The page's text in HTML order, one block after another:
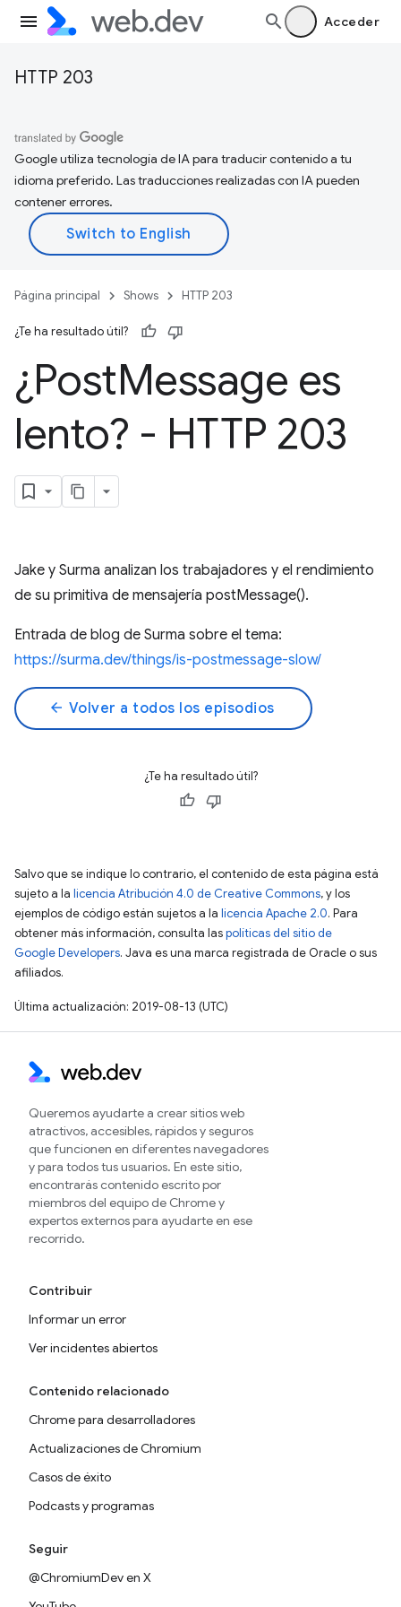
Acceder
HTTP 203
Google utiliza tecnología de IA para traducir contenido a tu
idioma preferido. Las traducciones realizadas con IA pueden
contener errores.
Página principal Shows HTTP 203
¿Te ha resultado útil?
¿PostMessage es
lento? - HTTP 203
Jake y Surma analizan los trabajadores y el rendimiento
de su primitiva de mensajería postMessage().
Entrada de blog de Surma sobre el tema:
https://surma.dev/things/is-postmessage-slow/
arrow_back Volver a todos los episodios
¿Te ha resultado útil?
Salvo que se indique lo contrario, el contenido de esta página está
sujeto a la licencia Atribución 4.0 de Creative Commons, y los
ejemplos de código están sujetos a la licencia Apache 2.0. Para
obtener más información, consulta laspolíticas del sitio de
Google Developers. Java es una marca registrada de Oracle o sus
afiliados.
Última actualización: 2019-08-13 (UTC)
Queremos ayudarte a crear sitios web
atractivos, accesibles, rápidos y seguros
que funcionen en diferentes navegadores
y para todos tus usuarios. En este sitio,
encontrarás contenido escrito por
miembros del equipo de Chrome y
expertos externos para ayudarte en ese
recorrido.
Contribuir
Informar un error
Ver incidentes abiertos
Contenido relacionado
Chrome para desarrolladores
Actualizaciones de Chromium
Casos de éxito
Podcasts y programas
Seguir
@ChromiumDev en X